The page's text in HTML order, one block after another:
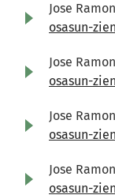
Jose
osasun-
Jose
osasun-
Jose
osasun-
Jose
osasun-